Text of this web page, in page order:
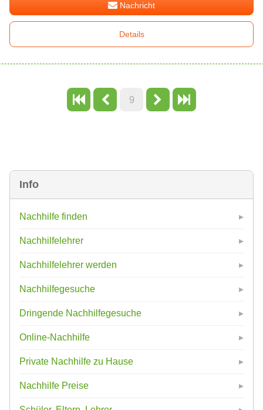
Info
Nachhilfe finden
Nachhilfelehrer
Nachhilfelehrer werden
Nachhilfegesuche
Dringende Nachhilfegesuche
Online-Nachhilfe
Private Nachhilfe zu Hause
Nachhilfe Preise
Nachricht
Details
9